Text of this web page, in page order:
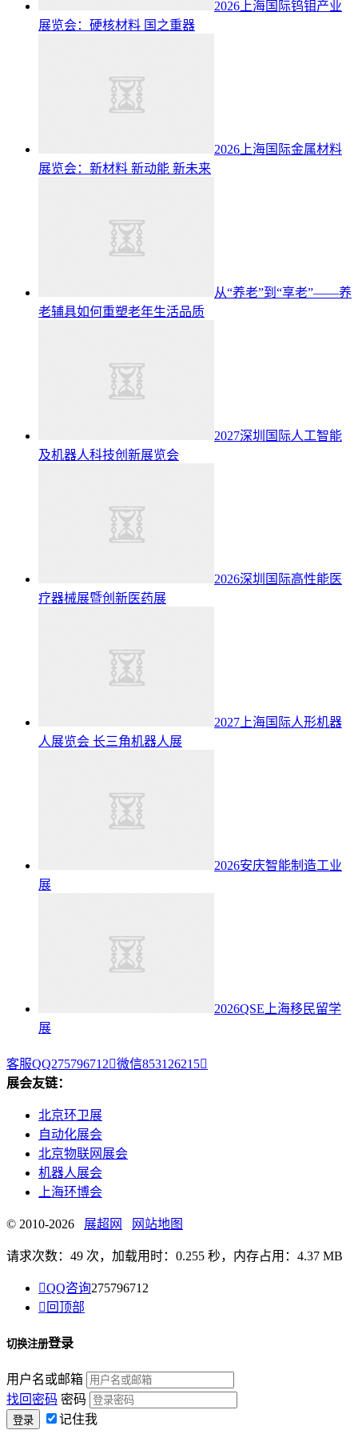
2026上海国际钨钼产业
展览会：硬核材料 国之重器
2026上海国际金属材料
展览会：新材料 新动能 新未来
从“养老”到“享老”——养
老辅具如何重塑老年生活品质
2027深圳国际人工智能
及机器人科技创新展览会
2026深圳国际高性能医
疗器械展暨创新医药展
2027上海国际人形机器
人展览会 长三角机器人展
2026安庆智能制造工业
展
2026QSE上海移民留学
展
客服QQ275796712微信853126215
展会友链：
北京环卫展
自动化展会
北京物联网展会
机器人展会
上海环博会
© 2010-2026 展超网 网站地图
请求次数：49 次，加载用时：0.255 秒，内存占用：4.37 MB
QQ咨询275796712
 回顶部
切换注册登录
用户名或邮箱
找回密码 密码
记住我